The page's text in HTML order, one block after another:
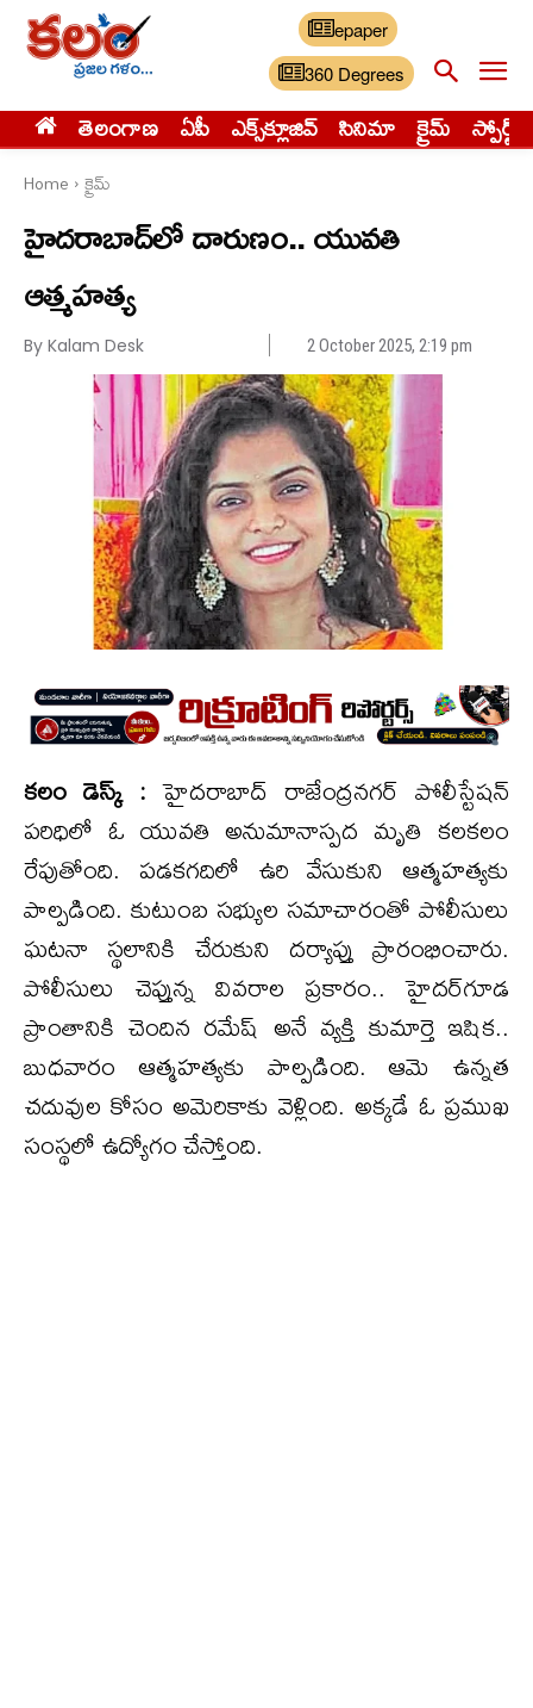
epaper
360 Degrees
తెలంగాణ ఏపీ ఎక్స్‌క్లూజివ్‌ సినిమా క్రైమ్ స్పోర్ట్స్
Home క్రైమ్
హైదరాబాద్‌లో దారుణం.. యువతి
ఆత్మహత్య
By Kalam Desk 2 October 2025, 2:19 pm
కలం డెస్క్ : హైదరాబాద్‌ రాజేంద్రనగర్ పోలీస్టేషన్
పరిధిలో ఓ యువతి అనుమానాస్పద మృతి కలకలం
రేపుతోంది. పడకగదిలో ఉరి వేసుకుని ఆత్మహత్యకు
పాల్పడింది. కుటుంబ సభ్యుల సమాచారంతో పోలీసులు
ఘటనా స్థలానికి చేరుకుని దర్యాప్తు ప్రారంభించారు.
పోలీసులు చెప్తున్న వివరాల ప్రకారం.. హైదర్‌గూడ
ప్రాంతానికి చెందిన రమేష్ అనే వ్యక్తి కుమార్తె ఇషిక..
బుధవారం ఆత్మహత్యకు పాల్పడింది. ఆమె ఉన్నత
చదువుల కోసం అమెరికాకు వెళ్లింది. అక్కడే ఓ ప్రముఖ
సంస్థలో ఉద్యోగం చేస్తోంది.